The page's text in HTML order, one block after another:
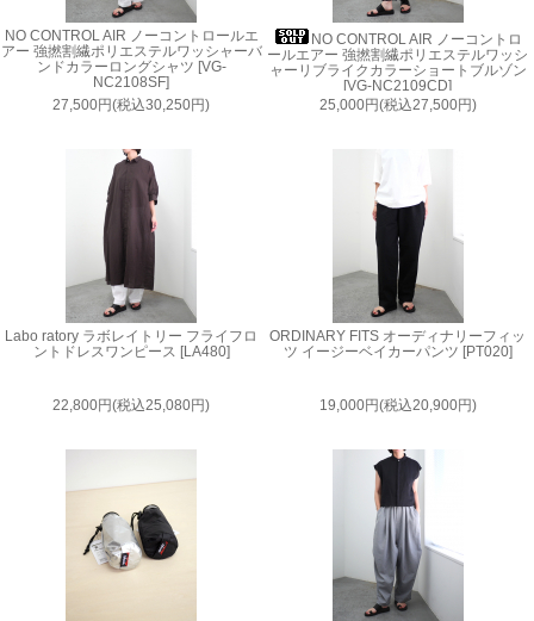
NO CONTROL AIR ノーコントロールエ
アー 強撚割繊ポリエステルワッシャーバ
ンドカラーロングシャツ [VG-
NC2108SF]
27,500円(税込30,250円)
NO CONTROL AIR ノーコントロ
ールエアー 強撚割繊ポリエステルワッシ
ャーリブライクカラーショートブルゾン
[VG-NC2109CD]
25,000円(税込27,500円)
Labo ratory ラボレイトリー フライフロ
ントドレスワンピース [LA480]
22,800円(税込25,080円)
ORDINARY FITS オーディナリーフィッ
ツ イージーベイカーパンツ [PT020]
19,000円(税込20,900円)